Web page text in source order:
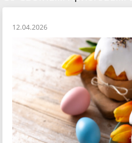
12.04.2026